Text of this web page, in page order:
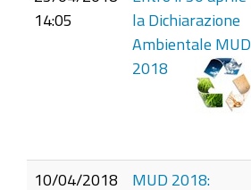
14:05
la Dichiarazione
Ambientale MUD
2018
10/04/2018
MUD 2018: